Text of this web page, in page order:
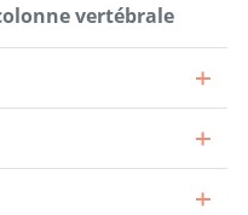
de la colonne vertébrale
vertébrale